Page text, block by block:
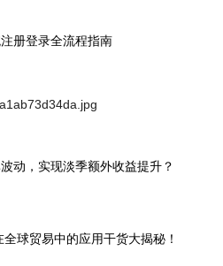
册登录全流程指南​
动，实现淡季额外收益提升？
球贸易中的应用干货大揭秘！